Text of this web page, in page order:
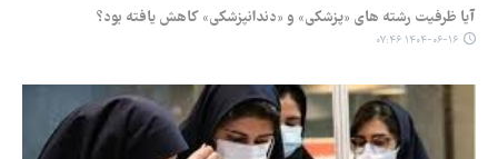
آیا ظرفیت رشته های «پزشکی» و «دندانپزشکی» کاهش یافته بود؟
۱۴۰۴-۰۶-۱۶ ۰۷:۴۶